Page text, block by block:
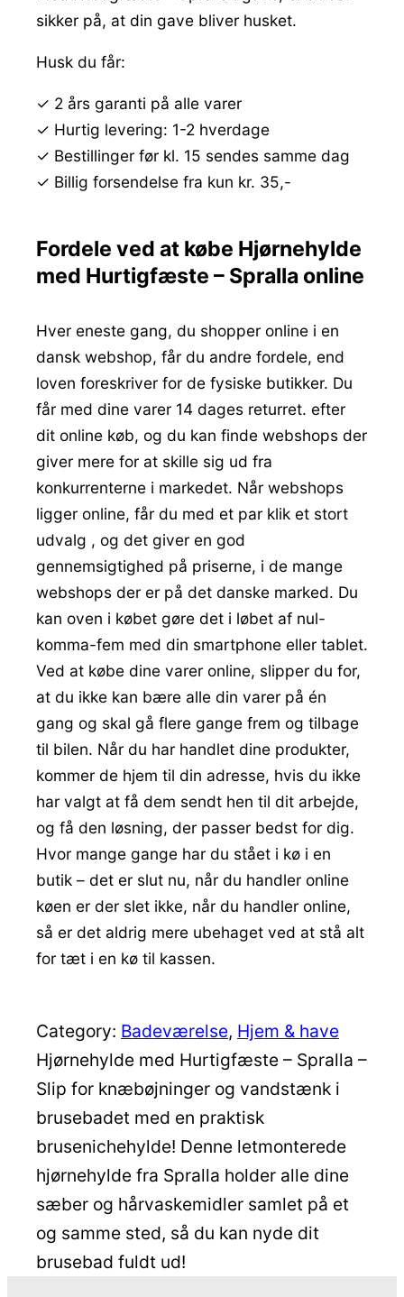
sikker på, at din gave bliver husket.
Husk du får:
✓ 2 års garanti på alle varer
✓ Hurtig levering: 1-2 hverdage
✓ Bestillinger før kl. 15 sendes samme dag
✓ Billig forsendelse fra kun kr. 35,-
Fordele ved at købe Hjørnehylde
med Hurtigfæste – Spralla online
Hver eneste gang, du shopper online i en
dansk webshop, får du andre fordele, end
loven foreskriver for de fysiske butikker. Du
får med dine varer 14 dages returret. efter
dit online køb, og du kan finde webshops der
giver mere for at skille sig ud fra
konkurrenterne i markedet. Når webshops
ligger online, får du med et par klik et stort
udvalg , og det giver en god
gennemsigtighed på priserne, i de mange
webshops der er på det danske marked. Du
kan oven i købet gøre det i løbet af nul-
komma-fem med din smartphone eller tablet.
Ved at købe dine varer online, slipper du for,
at du ikke kan bære alle din varer på én
gang og skal gå flere gange frem og tilbage
til bilen. Når du har handlet dine produkter,
kommer de hjem til din adresse, hvis du ikke
har valgt at få dem sendt hen til dit arbejde,
og få den løsning, der passer bedst for dig.
Hvor mange gange har du stået i kø i en
butik – det er slut nu, når du handler online
køen er der slet ikke, når du handler online,
så er det aldrig mere ubehaget ved at stå alt
for tæt i en kø til kassen.
Category: Badeværelse, Hjem & have
Hjørnehylde med Hurtigfæste – Spralla –
Slip for knæbøjninger og vandstænk i
brusebadet med en praktisk
brusenichehylde! Denne letmonterede
hjørnehylde fra Spralla holder alle dine
sæber og hårvaskemidler samlet på et
og samme sted, så du kan nyde dit
brusebad fuldt ud!